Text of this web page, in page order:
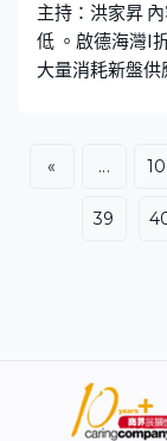
主持：洪家昇
低 。啟德海灣I
大量消耗新盤供
« ... 10
39